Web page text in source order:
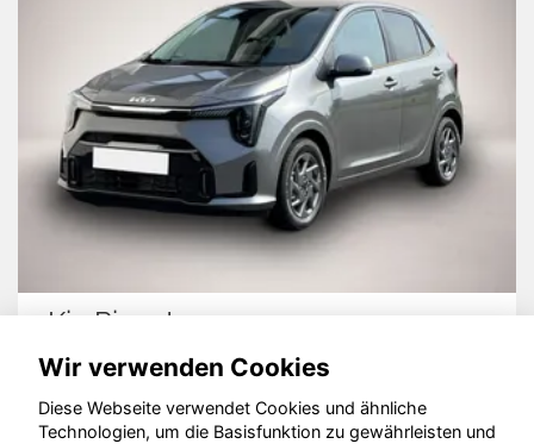
Kia Picanto
Wir verwenden Cookies
Diese Webseite verwendet Cookies und ähnliche
Technologien, um die Basisfunktion zu gewährleisten und